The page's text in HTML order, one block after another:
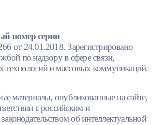
номер серии
от 24.01.2018. Зарегистрировано
по надзору в сфере связи,
и массовых коммуникаций.
материалы, опубликованные на сайте,
с российским и
об интеллектуальной